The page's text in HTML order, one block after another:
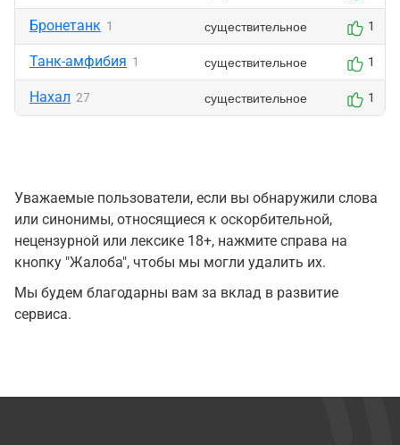
Бронетанк 1 существительное 1
Танк-амфибия 1 существительное 1
Нахал 27 существительное 1
Уважаемые пользователи, если вы обнаружили слова
или синонимы, относящиеся к оскорбительной,
нецензурной или лексике 18+, нажмите справа на
кнопку "Жалоба", чтобы мы могли удалить их.
Мы будем благодарны вам за вклад в развитие
сервиса.